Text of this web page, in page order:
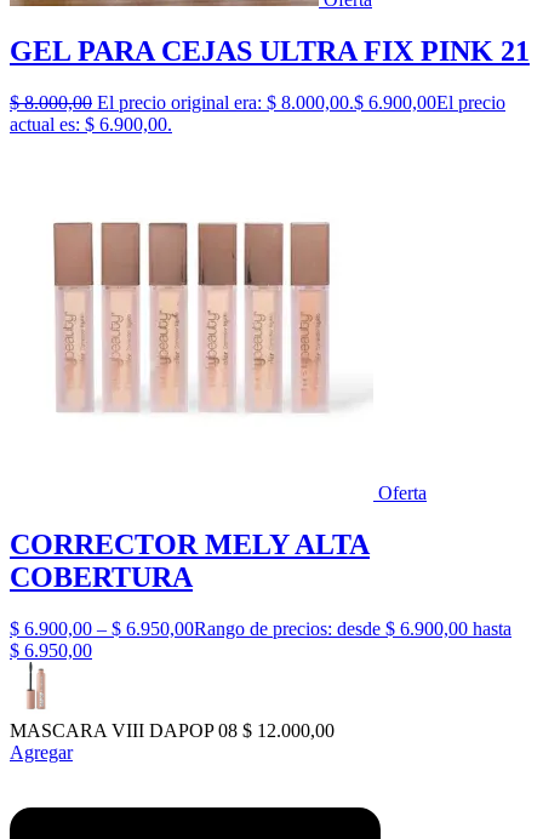
GEL PARA CEJAS ULTRA FIX PINK 21
$8.000,00 El precio original era: $ 8.000,00.$ 6.900,00El precio
actual es: $ 6.900,00.
Oferta
CORRECTOR MELY ALTA
COBERTURA
$ 6.900,00 – $ 6.950,00Rango de precios: desde $ 6.900,00 hasta
$ 6.950,00
MASCARA VIII DAPOP 08 $ 12.000,00
Agregar